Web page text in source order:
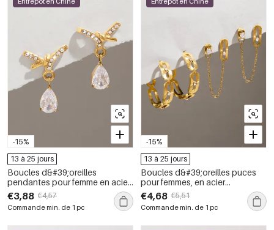
-15%
13 à 25 jours
Boucles d&#39;oreilles
pendantes pour femme en acier
inoxydable doré, imperméables,
avec nœud papillon, strass et
zircon.
€3,88 €4,57
Commande min. de 1 pc
-15%
13 à 25 jours
Boucles d&#39;oreilles puces
pour femmes, en acier
inoxydable doré, imperméables,
de forme géométrique ajourée
et ornées de strass.
€4,68 €5,51
Commande min. de 1 pc